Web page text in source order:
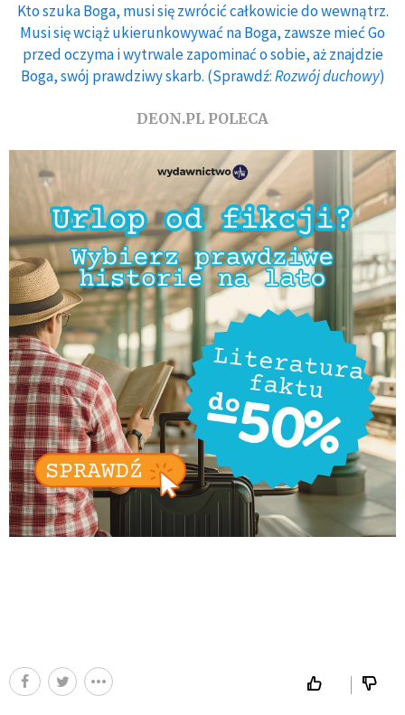
Kto szuka Boga, musi się zwrócić całkowicie do wewnątrz.
Musi się wciąż ukierunkowywać na Boga, zawsze mieć Go
przed oczyma i wytrwale zapominać o sobie, aż znajdzie
Boga, swój prawdziwy skarb. (Sprawdź:Rozwój duchowy)
DEON.PL POLECA